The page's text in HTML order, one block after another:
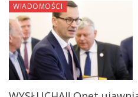
WIADOMOŚCI